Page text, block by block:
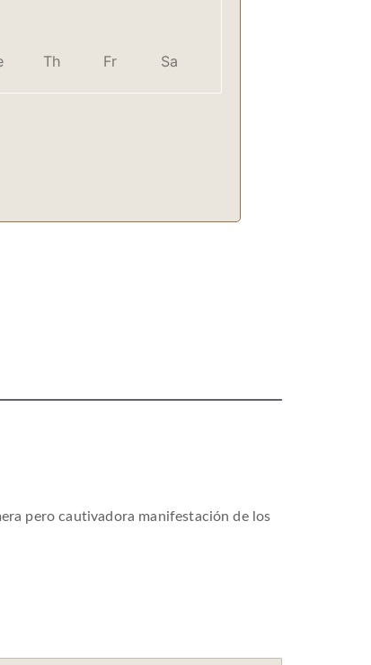
Th Fr Sa
pero cautivadora manifestación de los